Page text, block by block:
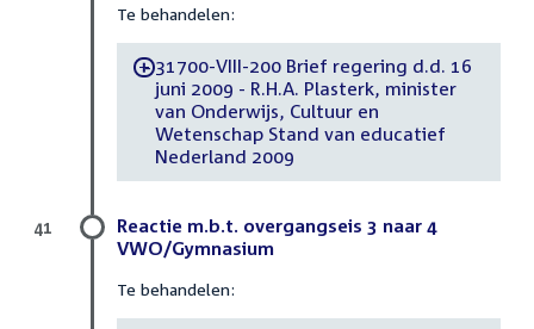
Te behandelen:
-31700-VIII-200 Brief regering d.d. 16
juni 2009 - R.H.A. Plasterk, minister
van Onderwijs, Cultuur en
Wetenschap Stand van educatief
Nederland 2009
Reactie m.b.t. overgangseis 3 naar 4
VWO/Gymnasium
Te behandelen:
41